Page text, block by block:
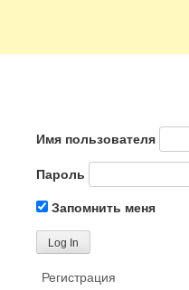
Имя пользователя
Пароль
Запомнить меня
Регистрация